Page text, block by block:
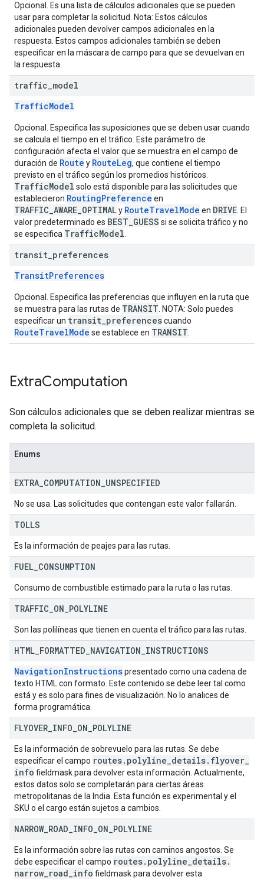
Opcional. Es una lista de cálculos adicionales que se pueden
usar para completar la solicitud. Nota: Estos cálculos
adicionales pueden devolver campos adicionales en la
respuesta. Estos campos adicionales también se deben
especificar en la máscara de campo para que se devuelvan en
la respuesta.
traffic model
TrafficModel
Opcional. Especifica las suposiciones que se deben usar cuando
se calcula el tiempo en el tráfico. Este parámetro de
configuración afecta el valor que se muestra en el campo de
duración de Route y RouteLeg, que contiene el tiempo
previsto en el tráfico según los promedios históricos.
TrafficModel solo está disponible para las solicitudes que
establecieron RoutingPreference en
TRAFFIC_AWARE_OPTIMALy RouteTravelMode en DRIVE . El
valor predeterminado es BEST_GUESS si se solicita tráfico y no
se especifica TrafficModel
transit preferences
TransitPreferences
Opcional. Especifica las preferencias que influyen en la ruta que
se muestra para las rutas de TRANSIT . NOTA: Solo puedes
especificar un transit_preferencescuando
RouteTravelMode se establece en TRANSIT
ExtraComputation
Son cálculos adicionales que se deben realizar mientras se
completa la solicitud.
Enums
EXTRA COMPUTATION UNSPECIFIED
No se usa. Las solicitudes que contengan este valor fallarán.
TOLLS
Es la información de peajes para las rutas.
FUEL CONSUMPTION
Consumo de combustible estimado para la ruta o las rutas.
TRAFFIC ON POLYLINE
Son las polilíneas que tienen en cuenta el tráfico para las rutas.
HTML FORMATTED NAVIGATION INSTRUCTIONS
NavigationInstructionspresentado como una cadena de
texto HTML con formato. Este contenido se debe leer tal como
está y es solo para fines de visualización. No lo analices de
forma programática.
FLYOVER INFO ON POLYLINE
Es la información de sobrevuelo para las rutas. Se debe
especificar el campo routes. polyline details. flyover
info fieldmask para devolver esta información. Actualmente,
estos datos solo se completarán para ciertas áreas
metropolitanas de la India. Esta función es experimental y el
SKU o el cargo están sujetos a cambios.
NARROW_ ROAD INFO ON POLYLINE
Es la información sobre las rutas con caminos angostos. Se
debe especificar el campo routes. polyline details.
narrow road info fieldmask para devolver esta